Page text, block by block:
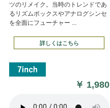
ツのリメイク。当時のトレンドであ
るリズムボックスやアナログシンセ
を全面にフューチャー ...
詳しくはこちら
￥ 1,980